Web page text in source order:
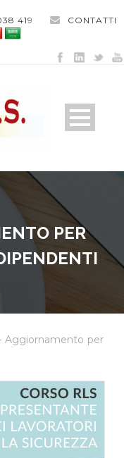
419 CONTATTI
PER
Aggiornamento per